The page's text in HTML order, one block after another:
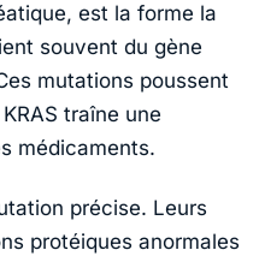
est la forme la
souvent du gène
mutations poussent
traîne une
médicaments.
précise. Leurs
protéiques anormales